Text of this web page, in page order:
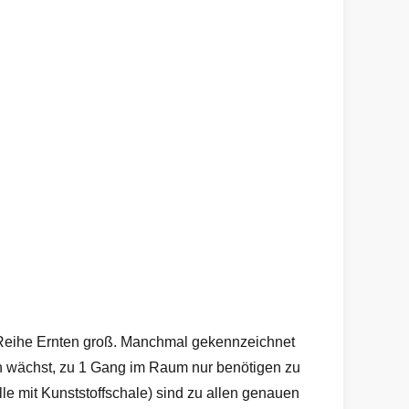
Ernten groß. Manchmal gekennzeichnet
zu 1 Gang im Raum nur benötigen zu
mit Kunststoffschale) sind zu allen genauen